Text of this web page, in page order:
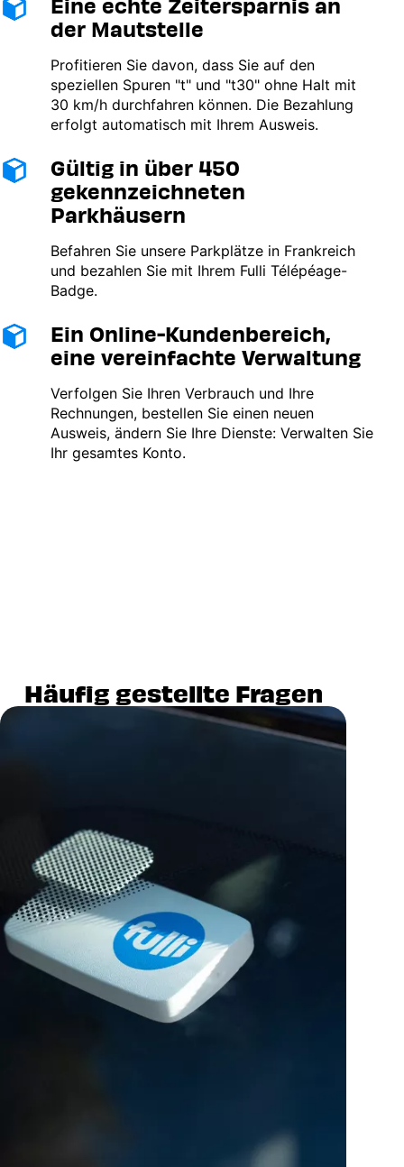
Image
der Mautstelle
Profitieren Sie davon, dass Sie auf den
speziellen Spuren "t" und "t30" ohne Halt mit
30 km/h durchfahren können. Die Bezahlung
erfolgt automatisch mit Ihrem Ausweis.
Image
Gültig in über 450
gekennzeichneten
Parkhäusern
Befahren Sie unsere Parkplätze in Frankreich
und bezahlen Sie mit Ihrem Fulli Télépéage-
Badge.
Image
Ein Online-Kundenbereich,
eine vereinfachte Verwaltung
Verfolgen Sie Ihren Verbrauch und Ihre
Rechnungen, bestellen Sie einen neuen
Ausweis, ändern Sie Ihre Dienste: Verwalten Sie
Ihr gesamtes Konto.
Häufig gestellte Fragen